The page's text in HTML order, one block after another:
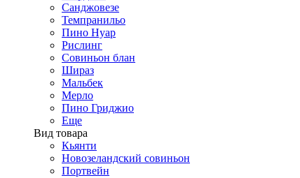
Санджовезе
Темпранильо
Пино Нуар
Рислинг
Совиньон блан
Шираз
Мальбек
Мерло
Пино Гриджио
Еще
Вид товара
Кьянти
Новозеландский совиньон
Портвейн